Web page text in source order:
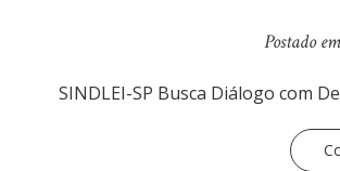
Postado
SINDLEI-SP Busca Diálogo com